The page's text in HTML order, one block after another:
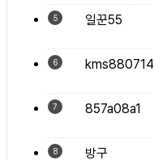
5
일꾼55
6
kms880714
7
857a08a1
8
방구